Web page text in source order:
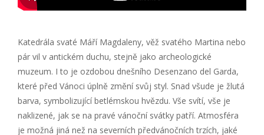
Katedrála svaté Máří Magdaleny, věž svatého Martina nebo
pár vil v antickém duchu, stejně jako archeologické
muzeum. I to je ozdobou dnešního Desenzano del Garda,
které před Vánoci úplně změní svůj styl. Snad všude je žlutá
barva, symbolizující betlémskou hvězdu. Vše svítí, vše je
naklizené, jak se na pravé vánoční svátky patří. Atmosféra
je možná jiná než na severních předvánočních trzích, jaké